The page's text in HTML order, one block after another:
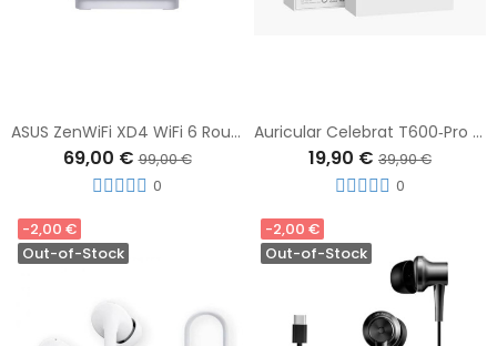
ASUS ZenWiFi XD4 WiFi 6 Router Inalámbrico Gigabit
69,00 €99,00 €
0
Auricular Celebrat T600‑Pro Bluetooth 5.3 Blanco – Auriculares True Wireless Bluetooth 5.3
19,90 € 39,90 €
0
-2,00 €
Out-of-Stock
-2,00 €
Out-of-Stock